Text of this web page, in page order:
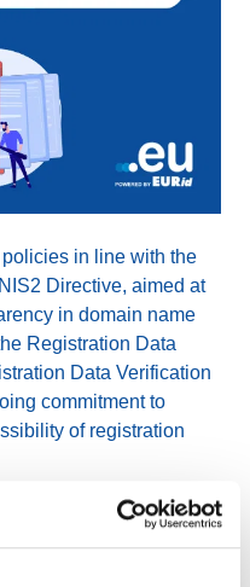
in line with the
Directive, aimed at
in domain name
Registration Data
Data Verification
commitment to
of registration
Policy
which legitimate